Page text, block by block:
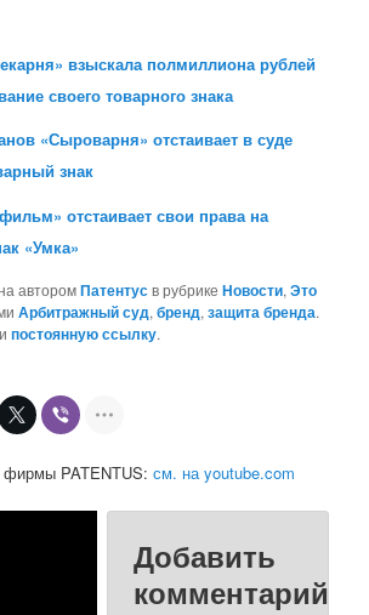
взыскала полмиллиона рублей
своего товарного знака
«Сыроварня» отстаивает в суде
знак
отстаивает свои права на
«Умка»
авторомПатентусв рубрикеНовости,Это
Арбитражный суд,бренд,защита бренда.
постоянную ссылку.
фирмы PATENTUS:см. на youtube.com
Добавить
комментарий